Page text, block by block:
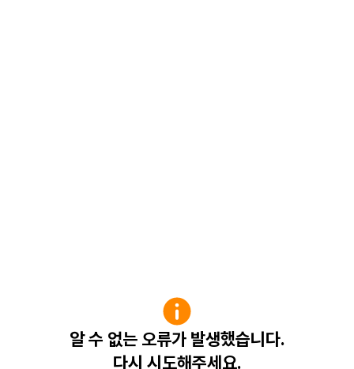
알 수 없는 오류가 발생했습니다.
다시 시도해주세요.